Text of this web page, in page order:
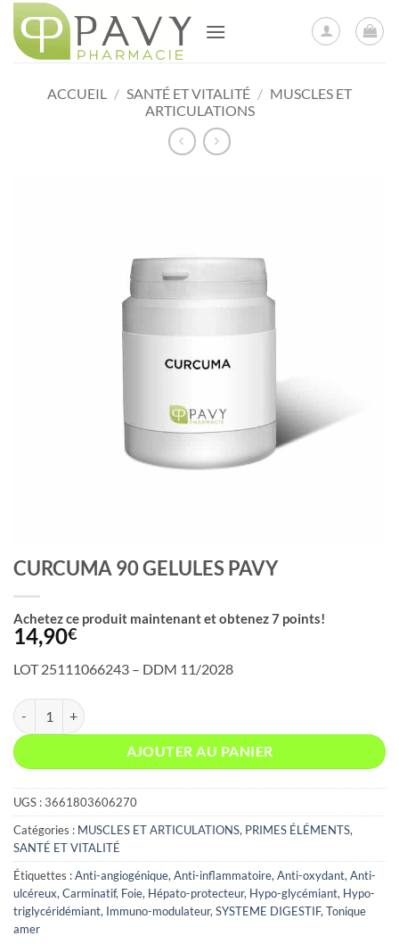
au
contenu
ACCUEIL / SANTÉ ET VITALITÉ / MUSCLES ET
ARTICULATIONS
CURCUMA 90 GELULES PAVY
Achetez ce produit maintenant et obtenez7 points!
14,90€
LOT 25111066243 – DDM 11/2028
quantité de CURCUMA 90 GELULES PAVY
AJOUTER AU PANIER
UGS :3661803606270
Catégories : MUSCLES ET ARTICULATIONS, PRIMES ÉLÉMENTS,
SANTÉ ET VITALITÉ
Étiquettes :Anti-angiogénique, Anti-inflammatoire, Anti-oxydant, Anti-
ulcéreux, Carminatif, Foie, Hépato-protecteur, Hypo-glycémiant, Hypo-
triglycéridémiant, Immuno-modulateur, SYSTEME DIGESTIF, Tonique
amer